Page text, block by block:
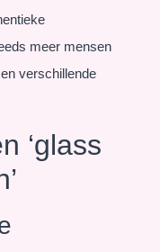
meer mensen
verschillende
‘glass